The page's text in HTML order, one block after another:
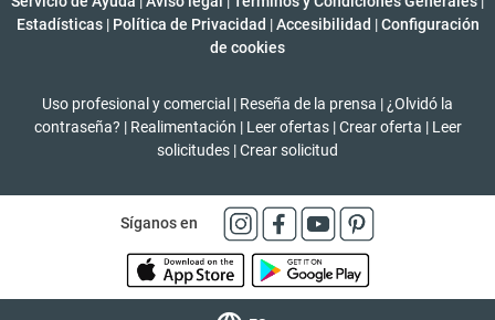
Estadísticas | Política de Privacidad | Accesibilidad | Configuración
de cookies
Uso profesional y comercial | Reseña de la prensa | ¿Olvidó la
contraseña? | Realimentación | Leer ofertas | Crear oferta | Leer
solicitudes |Crear solicitud
Síganos en